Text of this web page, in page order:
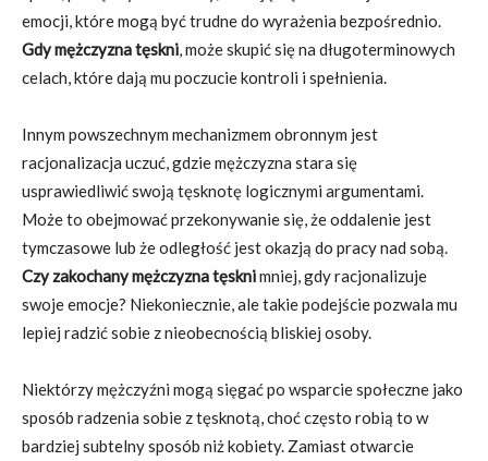
emocji, które mogą być trudne do wyrażenia bezpośrednio.
Gdy mężczyzna tęskni, może skupić się na długoterminowych
celach, które dają mu poczucie kontroli i spełnienia.
Innym powszechnym mechanizmem obronnym jest
racjonalizacja uczuć, gdzie mężczyzna stara się
usprawiedliwić swoją tęsknotę logicznymi argumentami.
Może to obejmować przekonywanie się, że oddalenie jest
tymczasowe lub że odległość jest okazją do pracy nad sobą.
Czy zakochany mężczyzna tęsknimniej, gdy racjonalizuje
swoje emocje? Niekoniecznie, ale takie podejście pozwala mu
lepiej radzić sobie z nieobecnością bliskiej osoby.
Niektórzy mężczyźni mogą sięgać po wsparcie społeczne jako
sposób radzenia sobie z tęsknotą, choć często robią to w
bardziej subtelny sposób niż kobiety. Zamiast otwarcie